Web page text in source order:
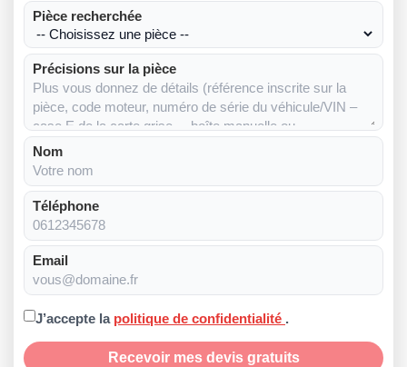
Pièce recherchée
Précisions sur la pièce
Nom
Téléphone
Email
J’accepte la politique de confidentialité .
Recevoir mes devis gratuits